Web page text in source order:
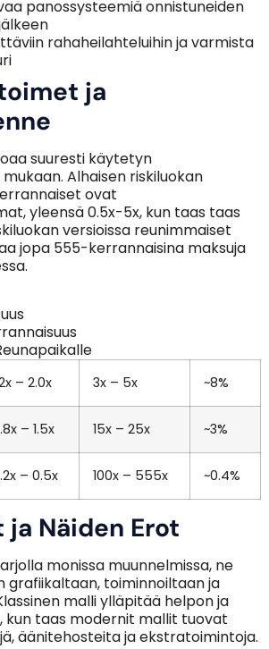
panossysteemiä onnistuneiden
rahaheilahteluihin ja varmista
ja
suuresti käytetyn
Alhaisen riskiluokan
ovat
yleensä 0.5x-5x, kun taas taas
versioissa reunimmaiset
jopa 555-kerrannaisina maksuja
– 2.0x 3x – 5x ~8%
– 1.5x 15x – 25x ~3%
– 0.5x 100x – 555x ~0.4%
ja Näiden Erot
monissa muunnelmissa, ne
grafiikaltaan, toiminnoiltaan ja
malli ylläpitää helpon ja
kun taas modernit mallit tuovat
äänitehosteita ja ekstratoimintoja.